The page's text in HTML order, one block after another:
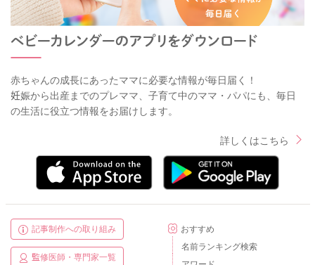
赤ちゃんの成長にあったママに必要な情報が毎日届く！
妊娠から出産までのプレママ、子育て中のママ・パパにも、毎日
の生活に役立つ情報をお届けします。
詳しくはこちら
記事制作への取り組み
監修医師・専門家一覧
おすすめ
名前ランキング検索